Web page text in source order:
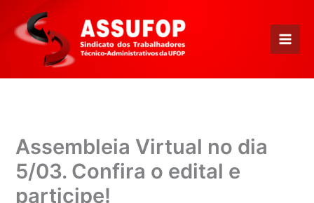
para
conteúdo
Assembleia Virtual no dia
5/03. Confira o edital e
participe!